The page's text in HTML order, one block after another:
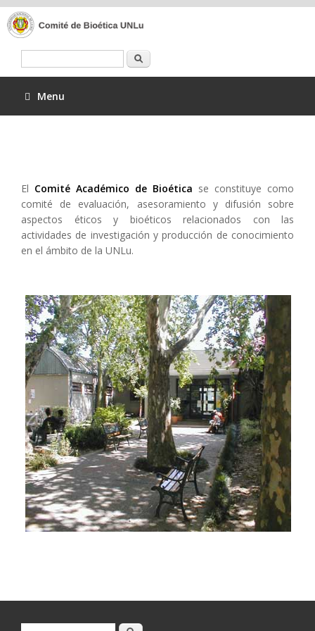
Menu
El Comité Académico de Bioética se constituye como
comité de evaluación, asesoramiento y difusión sobre
aspectos éticos y bioéticos relacionados con las
actividades de investigación y producción de conocimiento
en el ámbito de la UNLu.